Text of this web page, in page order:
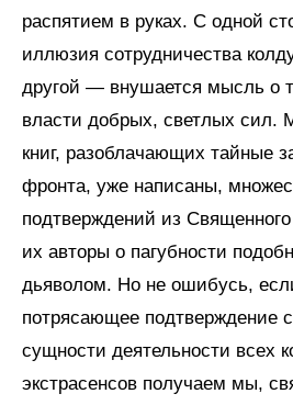
распятием в руках. С одной
иллюзия сотрудничества
другой — внушается мысль о
власти добрых, светлых сил.
книг, разоблачающих тайные
фронта, уже написаны,
подтверждений из
их авторы о пагубности
дьяволом. Но не ошибусь,
потрясающее подтверждение
сущности деятельности всех
экстрасенсов получаем мы,